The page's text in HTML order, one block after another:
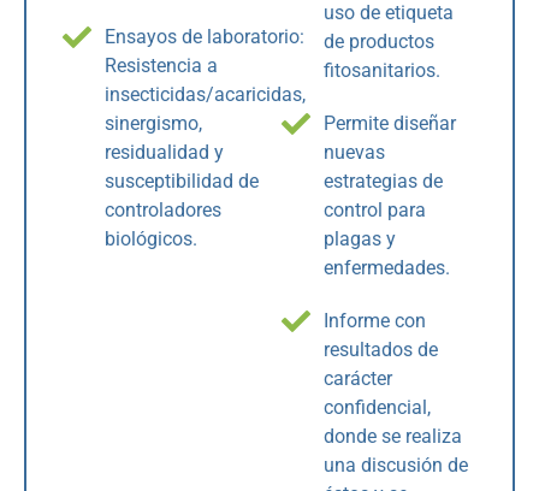
Ensayos de laboratorio:
Resistencia a
insecticidas/acaricidas,
sinergismo,
residualidad y
susceptibilidad de
controladores
biológicos.
uso de etiqueta
de productos
fitosanitarios.
Permite diseñar
nuevas
estrategias de
control para
plagas y
enfermedades.
Informe con
resultados de
carácter
confidencial,
donde se realiza
una discusión de